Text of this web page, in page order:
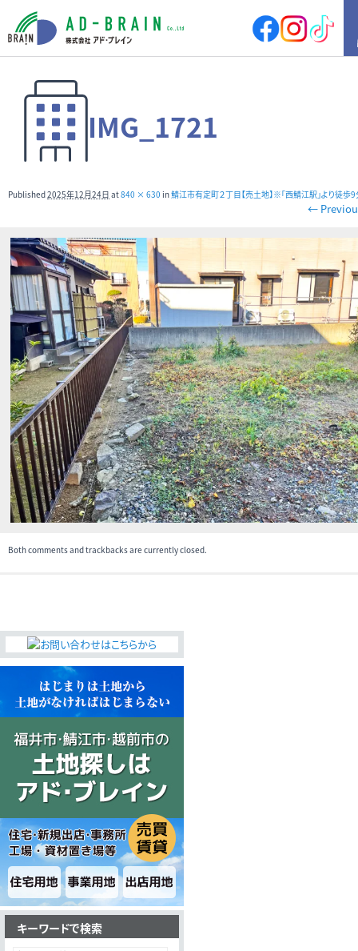
HOME
買いたい
売地
店舗付住宅
マンション
借りたい 店舗・事務所
倉庫
土地
その他
売りたい サポート内容
売却の流れ
無料査定・売却・買取
お役立ち
情報
資産活用・売却の豆知識
会社案内 特長・サービス
スタッフ紹介
メールでお問合せ 無料査定
プライバシーポリシー
IMG_1721
Published2025年12月24日 at840 × 630 in鯖江市有定町２丁目【売土地】※「西鯖江駅」より徒歩
←
Both comments and trackbacks are currently closed.
キーワードで検索